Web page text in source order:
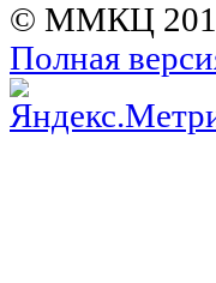
© ММКЦ
Полная